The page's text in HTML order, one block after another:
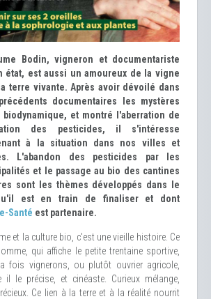
Bodin, vigneron et documentariste
état, est aussi un amoureux de la vigne
terre vivante. Après avoir dévoilé dans
documentaires les mystères
biodynamique, et montré l'aberration de
des pesticides, il s'intéresse
à la situation dans nos villes et
L'abandon des pesticides par les
et le passage au bio des cantines
sont les thèmes développés dans le
est en train de finaliser et dont
Santé est partenaire.
et la culture bio, c'est une vieille histoire. Ce
qui affiche le petite trentaine sportive,
fois vignerons, ou plutôt ouvrier agricole,
il le précise, et cinéaste. Curieux mélange,
Ce lien à la terre et à la réalité nourrit